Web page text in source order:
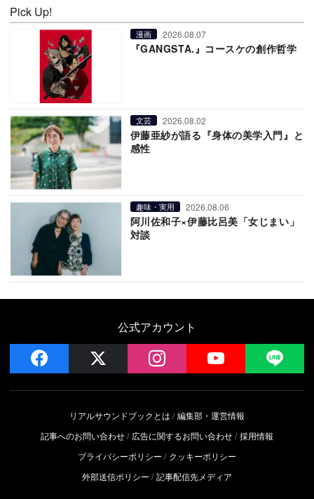
Pick Up!
漫画 2026.08.07
『GANGSTA.』コースケの創作哲学
文芸 2026.08.02
伊藤亜紗が語る『身体の美学入門』と
感性
趣味・実用 2026.08.06
阿川佐和子×伊藤比呂美「女じまい」
対談
公式アカウント
facebook instagram YouTube
リアルサウンドブックとは
編集部・運営情報
記事へのお問い合わせ
広告に関するお問い合わせ 採用情報
プライバシーポリシー
クッキーポリシー
外部送信ポリシー
記事配信先メディア